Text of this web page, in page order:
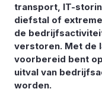
transport, IT-
diefstal of
de
verstoren. Met de
voorbereid bent
uitval van
worden.